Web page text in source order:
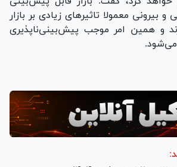
بیرونی معمولا تاثیرهای زیادی بر بازار
و همین امر موجب پیش‌بینی‌ناپذیری
می‌شود.